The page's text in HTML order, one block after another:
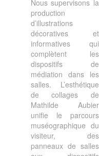
Nous supervisons la
production
d’illustrations
décoratives et
informatives qui
complètent les
dispositifs de
médiation dans les
salles. L’esthétique
de collages de
Mathilde Aubier
unifie le parcours
muséographique du
visiteur, des
panneaux de salles